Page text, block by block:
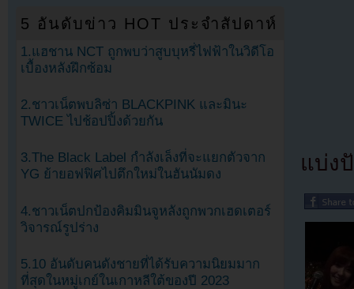
แบ่ง
5 อันดับข่าว HOT ประจำสัปดาห์
1.แฮชาน NCT ถูกพบว่าสูบบุหรี่ไฟฟ้าในวิดีโอ
เบื้องหลังฝึกซ้อม
2.ชาวเน็ตพบลิซ่า BLACKPINK และมินะ
TWICE ไปช้อปปิ้งด้วยกัน
3.The Black Label กำลังเล็งที่จะแยกตัวจาก
YG ย้ายอฟฟิศไปตึกใหม่ในฮันนัมดง
4.ชาวเน็ตปกป้องคิมมินจูหลังถูกพวกเฮดเตอร์
วิจารณ์รูปร่าง
5.10 อันดับคนดังชายที่ได้รับความนิยมมาก
ที่สุดในหมู่เกย์ในเกาหลีใต้ของปี 2023